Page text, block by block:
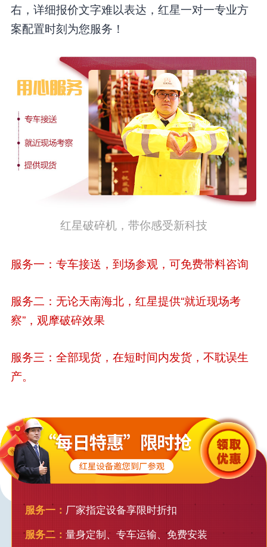
右，详细报价文字难以表达，红星一对一专业方
案配置时刻为您服务！
红星破碎机，带你感受新科技
服务一：专车接送，到场参观，可免费带料咨询
服务二：无论天南海北，红星提供“就近现场考
察”，观摩破碎效果
服务三：全部现货，在短时间内发货，不耽误生
产。
服务一： 厂家指定设备享限时折扣
服务二： 量身定制、专车运输、免费安装